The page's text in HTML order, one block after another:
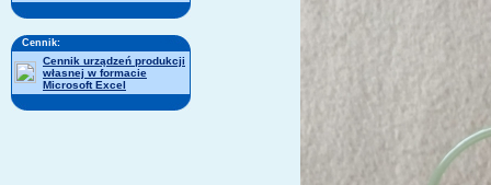
Cennik:
Cennik urządzeń produkcji
własnej w formacie
Microsoft Excel